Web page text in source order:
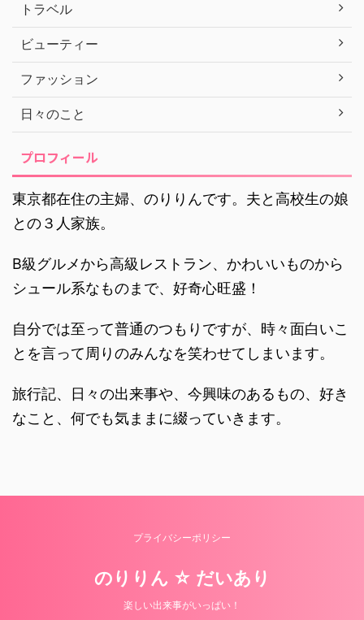
トラベル
ビューティー
ファッション
日々のこと
プロフィール
東京都在住の主婦、のりりんです。夫と高校生の娘
との３人家族。
B級グルメから高級レストラン、かわいいものから
シュール系なものまで、好奇心旺盛！
自分では至って普通のつもりですが、時々面白いこ
とを言って周りのみんなを笑わせてしまいます。
旅行記、日々の出来事や、今興味のあるもの、好き
なこと、何でも気ままに綴っていきます。
プライバシーポリシー
のりりん ☆ だいあり
楽しい出来事がいっぱい！